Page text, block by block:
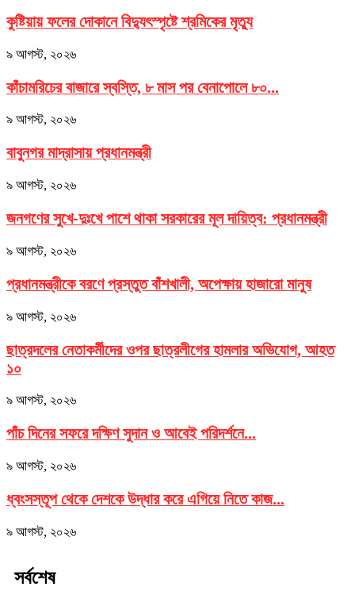
কুষ্টিয়ায় ফলের দোকানে বিদ্যুৎস্পৃষ্টে শ্রমিকের মৃত্যু
৯ আগস্ট, ২০২৬
কাঁচামরিচের বাজারে স্বস্তি, ৮ মাস পর বেনাপোলে ৮০...
৯ আগস্ট, ২০২৬
বাবুনগর মাদ্রাসায় প্রধানমন্ত্রী
৯ আগস্ট, ২০২৬
জনগণের সুখে-দুঃখে পাশে থাকা সরকারের মূল দায়িত্ব: প্রধানমন্ত্রী
৯ আগস্ট, ২০২৬
প্রধানমন্ত্রীকে বরণে প্রস্তুত বাঁশখালী, অপেক্ষায় হাজারো মানুষ
৯ আগস্ট, ২০২৬
ছাত্রদলের নেতাকর্মীদের ওপর ছাত্রলীগের হামলার অভিযোগ, আহত
১০
৯ আগস্ট, ২০২৬
পাঁচ দিনের সফরে দক্ষিণ সুদান ও আবেই পরিদর্শনে...
৯ আগস্ট, ২০২৬
ধ্বংসস্তূপ থেকে দেশকে উদ্ধার করে এগিয়ে নিতে কাজ...
৯ আগস্ট, ২০২৬
সর্বশেষ